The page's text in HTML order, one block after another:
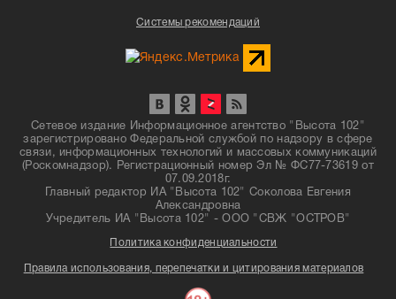
Системы рекомендаций
Сетевое издание Информационное агентство "Высота 102"
зарегистрировано Федеральной службой по надзору в сфере
связи, информационных технологий и массовых коммуникаций
(Роскомнадзор). Регистрационный номер Эл № ФС77-73619 от
07.09.2018г.
Главный редактор ИА "Высота 102" Соколова Евгения
Александровна
Учредитель ИА "Высота 102" - ООО "СВЖ "ОСТРОВ"
Политика конфиденциальности
Правила использования, перепечатки и цитирования материалов